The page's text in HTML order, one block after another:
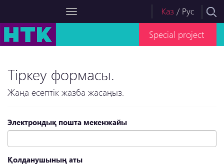
Каз / Рус
Special project
Тіркеу формасы.
Жаңа есептік жазба жасаңыз.
Электрондық пошта мекенжайы
Қолданушының аты